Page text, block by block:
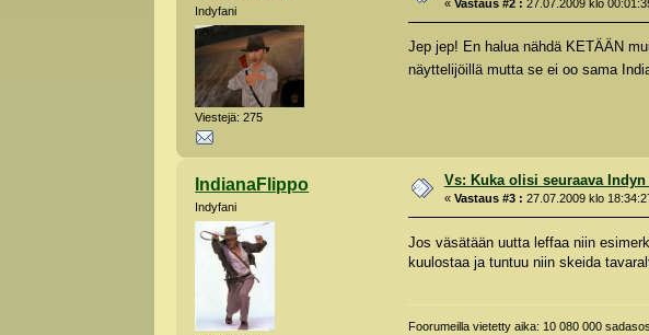
Indyfani
Viestejä: 275
« Vastaus #2 : 27.07.2009 klo
Jep jep! En halua nähdä KETÄÄN
näyttelijöillä mutta se ei oo sama
IndianaFlippo
Indyfani
Vs: Kuka olisi seuraava
« Vastaus #3 : 27.07.2009 klo
Jos väsätään uutta leffaa niin
kuulostaa ja tuntuu niin skeida
Foorumeilla vietetty aika: 10 080 000